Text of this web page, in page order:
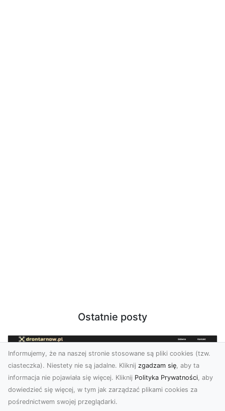
Ostatnie posty
Informujemy, że na naszej stronie stosowane są pliki cookies (tzw.
ciasteczka). Niestety nie są jadalne. Kliknij zgadzam się, aby ta
informacja nie pojawiała się więcej. Kliknij Polityka Prywatności, aby
dowiedzieć się więcej, w tym jak zarządzać plikami cookies za
pośrednictwem swojej przeglądarki.